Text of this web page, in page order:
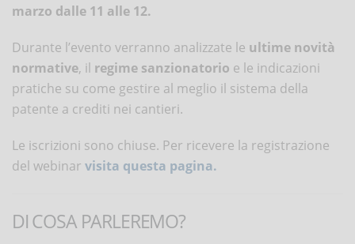
marzo dalle 11 alle 12.
Durante l’evento verranno analizzate le ultime novità
normative, il regime sanzionatorio e le indicazioni
pratiche su come gestire al meglio il sistema della
patente a crediti nei cantieri.
Le iscrizioni sono chiuse. Per ricevere la registrazione
del webinar visita questa pagina.
DI COSA PARLEREMO?